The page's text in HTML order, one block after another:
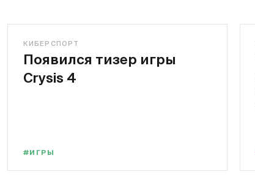
КИБЕРСПОРТ
Появился тизер игры
Crysis 4
#ИГРЫ